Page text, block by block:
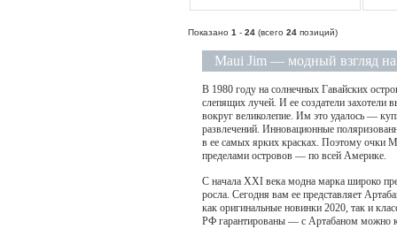
Показано 1 - 24 (всего 24 позиций)
Maui Jim — модный взгляд
В 1980 году на солнечных Гавайских
слепящих лучей. И ее создатели захотели
вокруг великолепие. Им это удалось —
развлечений. Инновационные
в ее самых ярких красках. Поэтому очки
пределами островов — по всей Америке.
С начала XXI века модна марка широко
росла. Сегодня вам ее представляет
как оригинальные новинки 2020, так и
РФ гарантированы — с Артабаном можно